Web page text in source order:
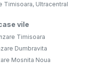
Timisoara, Ultracentral
vile
Timisoara
Dumbravita
Mosnita Noua